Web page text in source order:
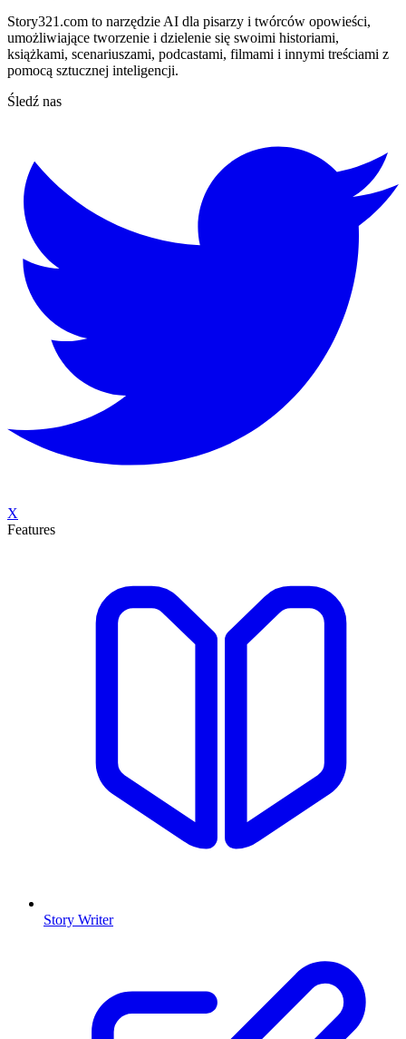
Story321.com to narzędzie AI dla pisarzy i twórców opowieści,
umożliwiające tworzenie i dzielenie się swoimi historiami,
książkami, scenariuszami, podcastami, filmami i innymi treściami z
pomocą sztucznej inteligencji.
Śledź nas
X
Features
Story Writer